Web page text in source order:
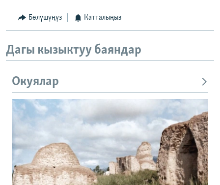
Бөлүшүңүз Катталыңыз
Дагы кызыктуу баяндар
Окуялар